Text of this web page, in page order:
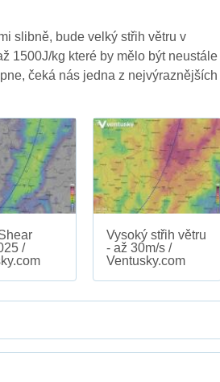
slibně, bude velký střih větru v
1500J/kg které by mělo být neustále
čeká nás jedna z nejvýraznějších
/
Vysoký střih větru
- až 30m/s /
Ventusky.com